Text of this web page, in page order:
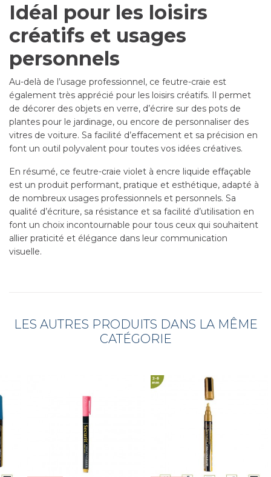
Idéal pour les loisirs
créatifs et usages
personnels
Au-delà de l’usage professionnel, ce feutre-craie est
également très apprécié pour les loisirs créatifs. Il permet
de décorer des objets en verre, d’écrire sur des pots de
plantes pour le jardinage, ou encore de personnaliser des
vitres de voiture. Sa facilité d’effacement et sa précision en
font un outil polyvalent pour toutes vos idées créatives.
En résumé, ce feutre-craie violet à encre liquide effaçable
est un produit performant, pratique et esthétique, adapté à
de nombreux usages professionnels et personnels. Sa
qualité d’écriture, sa résistance et sa facilité d’utilisation en
font un choix incontournable pour tous ceux qui souhaitent
allier praticité et élégance dans leur communication
visuelle.
LES AUTRES PRODUITS DANS LA MÊME
CATÉGORIE